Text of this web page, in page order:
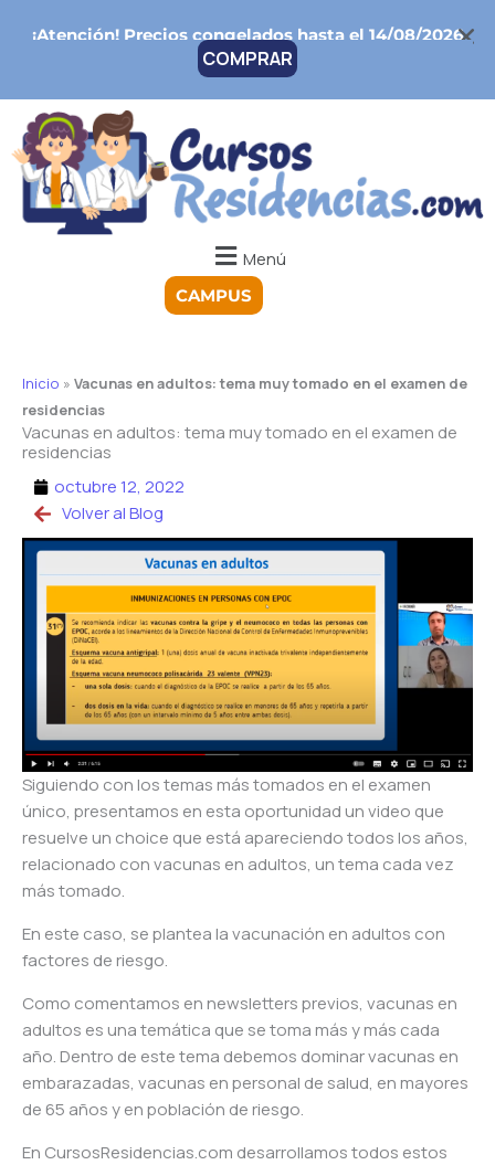
¡Atención!Precios congelados hasta el 14/08/2026
COMPRAR
Menú
CAMPUS
Inicio » Vacunas en adultos: tema muy tomado en el examen de
residencias
Vacunas en adultos: tema muy tomado en el examen de
residencias
octubre 12, 2022
Volver al Blog
Siguiendo con los temas más tomados en el examen
único, presentamos en esta oportunidad un video que
resuelve un choice que está apareciendo todos los años,
relacionado con vacunas en adultos, un tema cada vez
más tomado.
En este caso, se plantea la vacunación en adultos con
factores de riesgo.
Como comentamos en newsletters previos, vacunas en
adultos es una temática que se toma más y más cada
año. Dentro de este tema debemos dominar vacunas en
embarazadas, vacunas en personal de salud, en mayores
de 65 años y en población de riesgo.
En CursosResidencias.com desarrollamos todos estos